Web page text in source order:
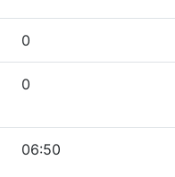
0
0
06:50